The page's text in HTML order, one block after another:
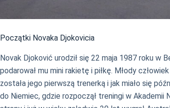
Początki Novaka Djokovicia
Novak Djoković urodził się 22 maja 1987 roku w
podarował mu mini rakietę i piłkę. Młody
została jego pierwszą trenerką i jak miało się
do Niemiec, gdzie rozpoczął treningi w Akademii